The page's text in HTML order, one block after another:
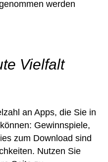
werden
Vielfalt
an Apps, die Sie in
Gewinnspiele,
zum Download sind
Nutzen Sie